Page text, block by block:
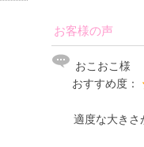
お客様の声
おこおこ様
おすすめ度：
適度な大きさ